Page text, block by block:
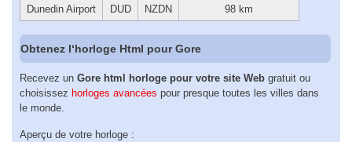
Dunedin Airport
DUD NZDN 98 km
Obtenez l‘horloge Html pour Gore
Recevez un Gore html horloge pour votre site Web gratuit ou
choisissez horloges avancées pour presque toutes les villes dans
le monde.
Aperçu de votre horloge :